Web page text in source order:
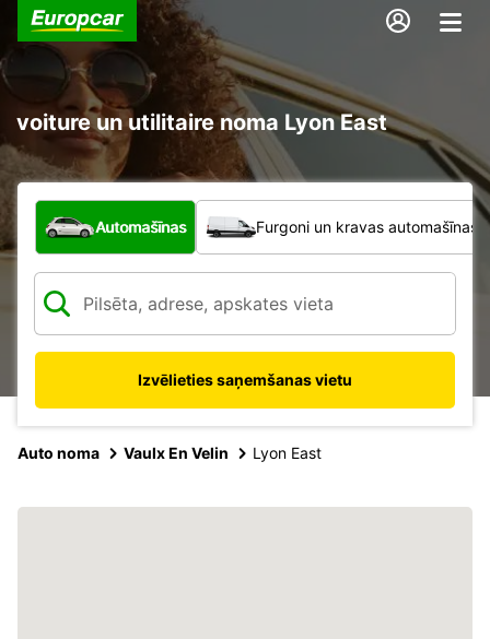
voiture un utilitaire noma Lyon East
Kāda veida transportlīdzeklis?
Automašīnas Furgoni un kravas automašīnas
Izvēlieties saņemšanas vietu
Auto noma Vaulx En Velin Lyon East